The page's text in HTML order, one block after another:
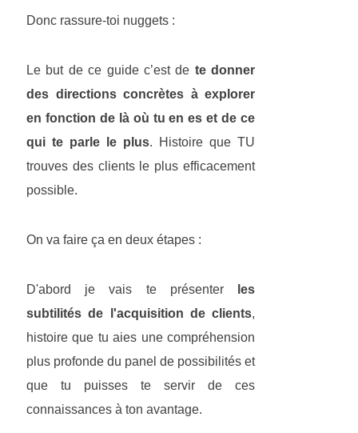
Donc rassure-toi nuggets :
Le but de ce guide c’est de te donner
des directions concrètes à explorer
en fonction de là où tu en es et de ce
qui te parle le plus. Histoire que TU
trouves des clients le plus efficacement
possible.
On va faire ça en deux étapes :
D'abord je vais te présenter
les
subtilités de l'acquisition de clients,
histoire que tu aies une compréhension
plus profonde du panel de possibilités et
que tu puisses te servir de ces
connaissances à ton avantage.